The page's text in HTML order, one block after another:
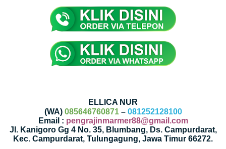
ELLICA NUR
(WA) 085646760871– 081252128100
Email : pengrajinmarmer88@gmail.com
Jl. Kanigoro Gg 4 No. 35, Blumbang, Ds. Campurdarat,
Kec. Campurdarat, Tulungagung, Jawa Timur 66272.